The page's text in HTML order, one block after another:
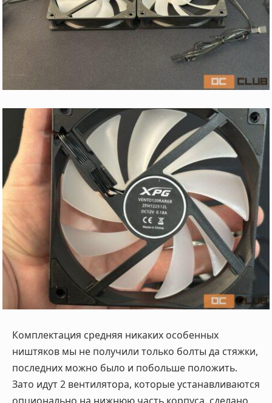
Комплектация средняя никаких особенных
ништяков мы не получили только болты да стяжки,
последних можно было и побольше положить.
Зато идут 2 вентилятора, которые устанавливаются